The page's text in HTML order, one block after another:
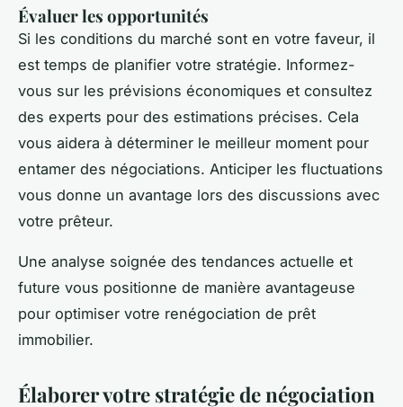
Évaluer les opportunités
Si les conditions du marché sont en votre faveur, il
est temps de planifier votre stratégie. Informez-
vous sur les prévisions économiques et consultez
des experts pour des estimations précises. Cela
vous aidera à déterminer le meilleur moment pour
entamer des négociations. Anticiper les fluctuations
vous donne un avantage lors des discussions avec
votre prêteur.
Une analyse soignée des tendances actuelle et
future vous positionne de manière avantageuse
pour optimiser votre renégociation de prêt
immobilier.
Élaborer votre stratégie de négociation